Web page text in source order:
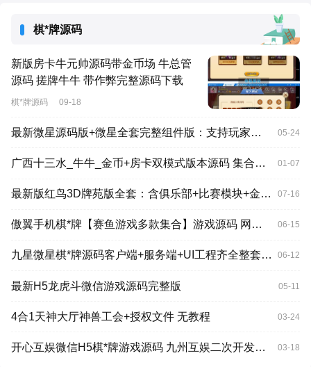
棋*牌源码
新版房卡牛元帅源码带金币场 牛总管
源码 搓牌牛牛 带作弊完整源码下载
棋*牌源码 09-18
最新微星源码版+微星全套完整组件版：支持玩家单控+前端控制+库存控制，支持微信登陆 05-24
广西十三水_牛牛_金币+房卡双模式版本源码 集合了十三水和牛牛 支持金币场和房卡版两种模式 01-07
最新版红鸟3D牌苑版全套：含俱乐部+比赛模块+金币场+房卡模块，新增捕鱼房卡 07-16
傲翼手机棋*牌【赛鱼游戏多款集合】游戏源码 网狐二次开发 06-15
九星微星棋*牌源码客户端+服务端+UI工程齐全整套源码【源码+组件】 06-12
最新H5龙虎斗微信游戏源码完整版 05-11
4合1天神大厅神兽工会+授权文件 无教程 03-24
开心互娱微信H5棋*牌游戏源码 九州互娱二次开发修复版 03-18